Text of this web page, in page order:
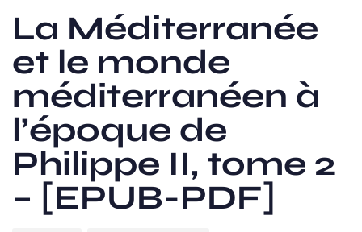
La Méditerranée
et le monde
méditerranéen à
l’époque de
Philippe II, tome 2
– [EPUB-PDF]